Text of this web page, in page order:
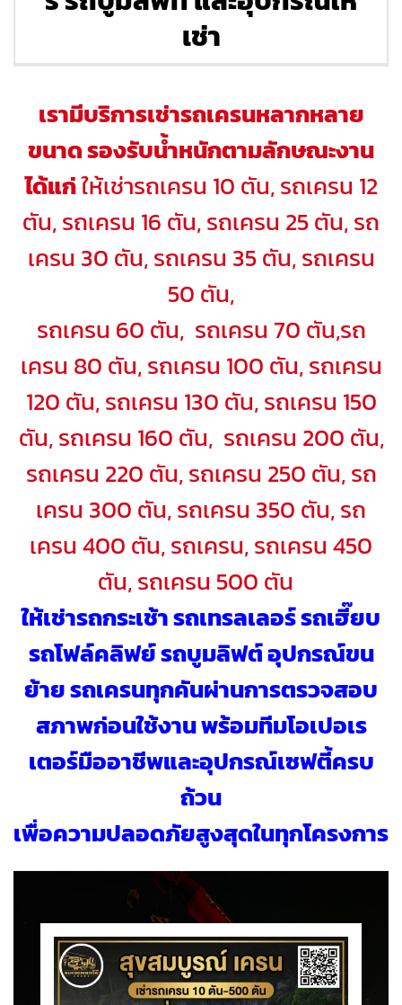
เช่า
เรามีบริการเช่ารถเครนหลากหลาย
ขนาด รองรับน้ำหนักตามลักษณะงาน
ได้แก่ให้เช่ารถเครน 10 ตัน, รถเครน 12
ตัน, รถเครน 16 ตัน, รถเครน 25 ตัน, รถ
เครน 30 ตัน, รถเครน 35 ตัน, รถเครน
50 ตัน,
รถเครน 60 ตัน, รถเครน 70 ตัน,รถ
เครน 80 ตัน, รถเครน 100 ตัน, รถเครน
120 ตัน, รถเครน 130 ตัน, รถเครน 150
ตัน, รถเครน 160 ตัน, รถเครน 200 ตัน,
รถเครน 220 ตัน, รถเครน 250 ตัน, รถ
เครน 300 ตัน, รถเครน 350 ตัน, รถ
เครน 400 ตัน, รถเครน, รถเครน 450
ตัน, รถเครน 500 ตัน
ให้เช่ารถกระเช้า รถเทรลเลอร์ รถเฮี๊ยบ
รถโฟล์คลิฟย์ รถบูมลิฟต์ อุปกรณ์ขน
ย้าย รถเครนทุกคันผ่านการตรวจสอบ
สภาพก่อนใช้งาน พร้อมทีมโอเปอเร
เตอร์มืออาชีพและอุปกรณ์เซฟตี้ครบ
ถ้วน
เพื่อความปลอดภัยสูงสุดในทุกโครงการ